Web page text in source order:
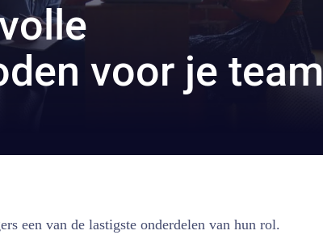
voor je team
een van de lastigste onderdelen van hun rol.